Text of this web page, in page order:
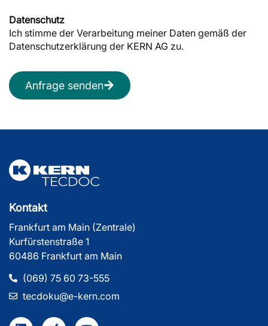
Datenschutz
Ich stimme der Verarbeitung meiner Daten gemäß der
Datenschutzerklärung der KERN AG zu.
Anfrage senden
Kontakt
Frankfurt am Main (Zentrale)
Kurfürstenstraße 1
60486 Frankfurt am Main
(069) 75 60 73-555
tecdoku@e-kern.com